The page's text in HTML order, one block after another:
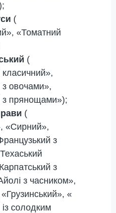
(
«Томатний
(
класичний»,
з овочами»,
з прянощами»);
(
«Сирний»,
з
з
з часником»,
«
солодким